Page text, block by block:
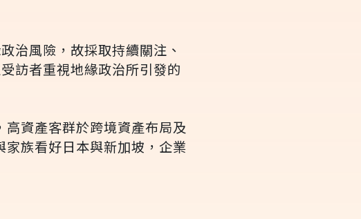
治風險，故採取持續關注、
訪者重視地緣政治所引發的
資產客群於跨境資產布局及
族看好日本與新加坡，企業